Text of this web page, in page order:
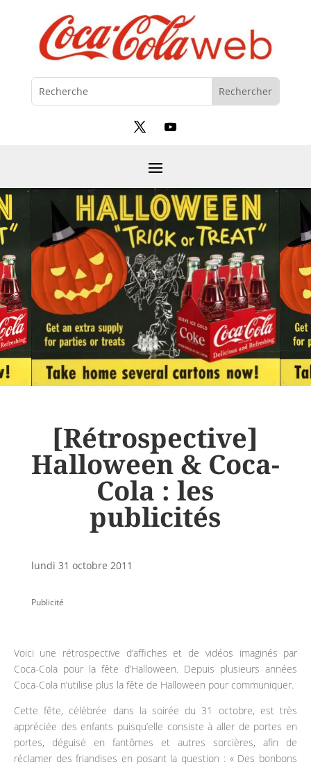
[Rétrospective]
Halloween & Coca-
Cola : les
publicités
lundi 31 octobre 2011
Publicité
Voici une rétrospective d’affiches et de vidéos imaginés par
Coca-Cola pour la fête d’Halloween. Depuis plusieurs années
Coca-Cola n’utilise plus la fête de Halloween pour communiquer.
Cette fête, célébrée dans la soirée du 31 octobre, est très
appréciée des enfants puisqu’elle consiste à aller de portes en
portes, déguisé en fantômes et autres sorcières, afin de
réclamer des friandises en posant la question : « Des bonbons